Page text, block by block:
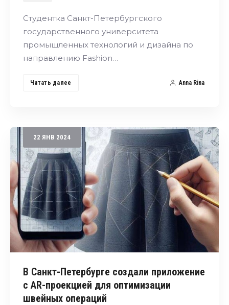
Студентка Санкт-Петербургского
государственного университета
промышленных технологий и дизайна по
направлению Fashion…
Читать далее Anna Rina
22 ЯНВ 2024
В Санкт-Петербурге создали приложение
с AR-проекцией для оптимизации
швейных операций